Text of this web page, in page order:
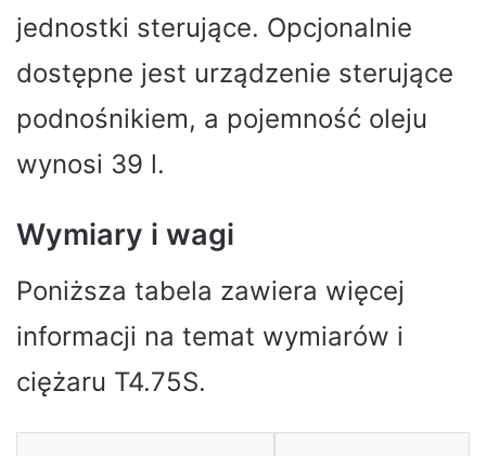
jednostki sterujące. Opcjonalnie
dostępne jest urządzenie sterujące
podnośnikiem, a pojemność oleju
wynosi 39 l.
Wymiary i wagi
Poniższa tabela zawiera więcej
informacji na temat wymiarów i
ciężaru T4.75S.